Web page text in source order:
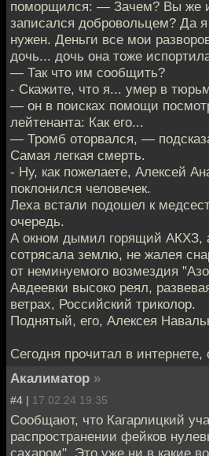
поморщился: — Зачем? Вы же
записался добровольцем? Да
нужен. Деньги все мои
дочь... дочь она тоже
— Так что им сообщить?
- Скажите, что я... умер в
— он в поисках помощи
лейтенанта: Как его...
— Тромб оторвался, —
Самая легкая смерть.
- Ну, как пожелаете, Алексей
поклонился человечек.
Леха встали подошел к
очередь.
А окном дымил горящий АКХЗ,
сотрясала землю, не жалея
от неминуемого возмездия
Авдеевки высоко реял,
ветрах, Российский триколор.
Поднятый, его, Алексея
Сегодня прочитал в интернете,
Акалиматор »
#4 | 17.02.24 19:35
Сообщают, что Кагарлицкий
распространении фейков
сахаром". Это уже ни в какие